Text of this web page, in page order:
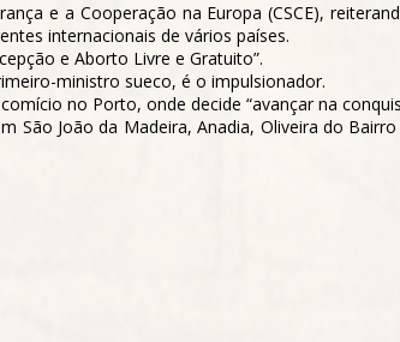
e a Cooperação na Europa (CSCE),
internacionais de vários países.
e Aborto Livre e Gratuito”.
ministro sueco, é o impulsionador.
no Porto, onde decide “avançar na
São João da Madeira, Anadia, Oliveira do